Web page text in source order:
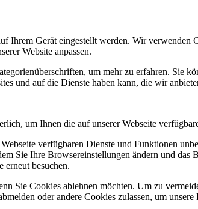
Ihrem Gerät eingestellt werden. Wir verwenden
Website anpassen.
um mehr zu erfahren. Sie
und auf die Dienste haben kann, die wir
um Ihnen die auf unserer Webseite
verfügbaren Dienste und Funktionen
Sie Ihre Browsereinstellungen ändern und
erneut besuchen.
Sie Cookies ablehnen möchten. Um zu
oder andere Cookies zulassen, um